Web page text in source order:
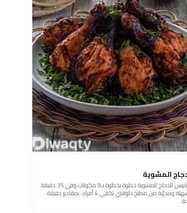
المشوية
طريقة عمل دبابيس الدجاج المشوية خطوة بخطوة بـ9 مكونات وفي 35 دقيقة
فقط. وصفة سهلة ومجرّبة من مطبخ دلوقتي تكفي 4 أفراد، بمقادير دقيقة